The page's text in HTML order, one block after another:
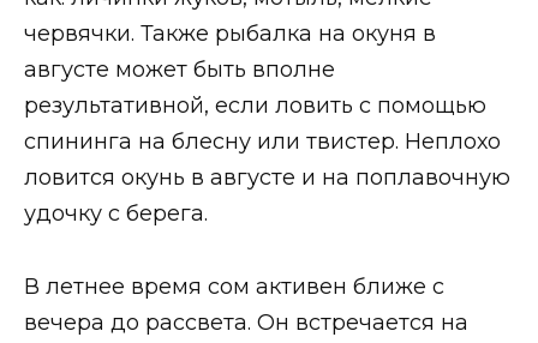
червячки. Также рыбалка на окуня в
августе может быть вполне
результативной, если ловить с помощью
спининга на блесну или твистер. Неплохо
ловится окунь в августе и на поплавочную
удочку с берега.
В летнее время сом активен ближе с
вечера до рассвета. Он встречается на